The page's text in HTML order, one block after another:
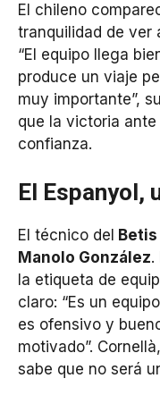
El chileno
tranquilidad de ver
“El equipo llega
produce un viaje
muy importante”,
que la victoria
confianza.
El Espanyol,
El técnico del Betis
Manolo González.
la etiqueta de
claro: “Es un
es ofensivo y
motivado”.
sabe que no será